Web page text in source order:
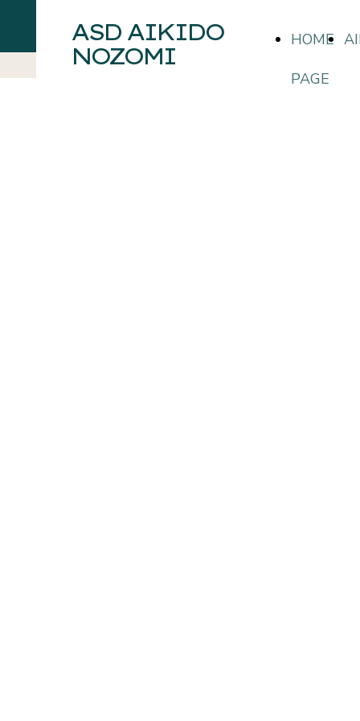
HOME
PAGE
ASD AIKIDO
NOZOMI